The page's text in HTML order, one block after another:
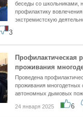
беседы со школьниками,
профилактику
экстремистскую
3
Профилактическая
проживания
Проведена
проживания многодетных
автономных дымовых
24 января 2025 6